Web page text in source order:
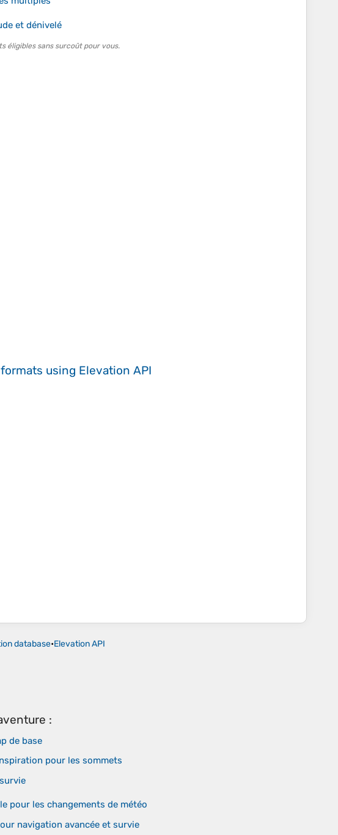
et dénivelé
éligibles sans surcoût pour vous.
using Elevation API
database•Elevation API
:
de base
pour les sommets
pour les changements de météo
navigation avancée et survie